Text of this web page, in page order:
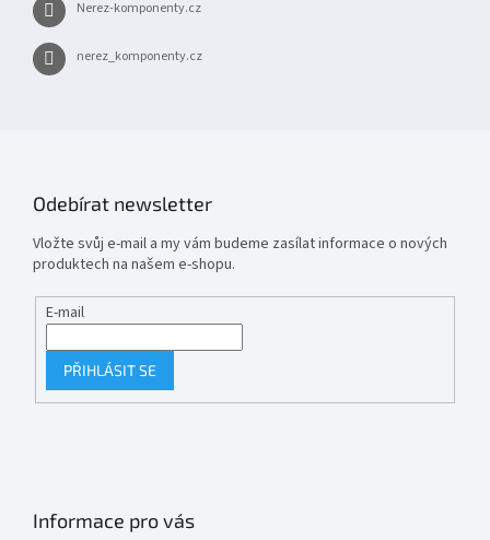
Nerez-komponenty.cz
nerez_komponenty.cz
Odebírat newsletter
Vložte svůj e-mail a my vám budeme zasílat informace o nových
produktech na našem e-shopu.
E-mail
PŘIHLÁSIT SE
Informace pro vás